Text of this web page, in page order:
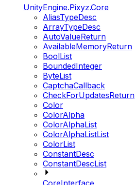
UnityEngine.Pixyz.Core
AliasTypeDesc
ArrayTypeDesc
AutoValueReturn
AvailableMemoryReturn
BoolList
BoundedInteger
ByteList
CaptchaCallback
CheckForUpdatesReturn
Color
ColorAlpha
ColorAlphaList
ColorAlphaListList
ColorList
ConstantDesc
ConstantDescList
CoreInterface